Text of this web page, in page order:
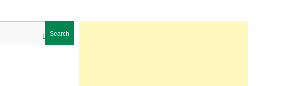
Search